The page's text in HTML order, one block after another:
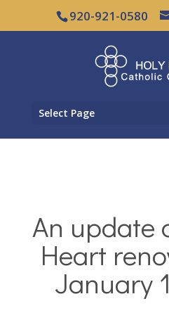
920-921-0580
Select Page
An update
Heart
January